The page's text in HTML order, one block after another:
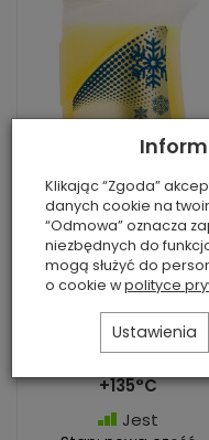
Płyn do chłodnic
MANNOL PRO COOL
+135°C
Jest
Klikając “Zgoda”
danych cookie na
“Odmowa” oznacza
niezbędnych do
mogą służyć do
o cookie wpolityce
Ustawienia